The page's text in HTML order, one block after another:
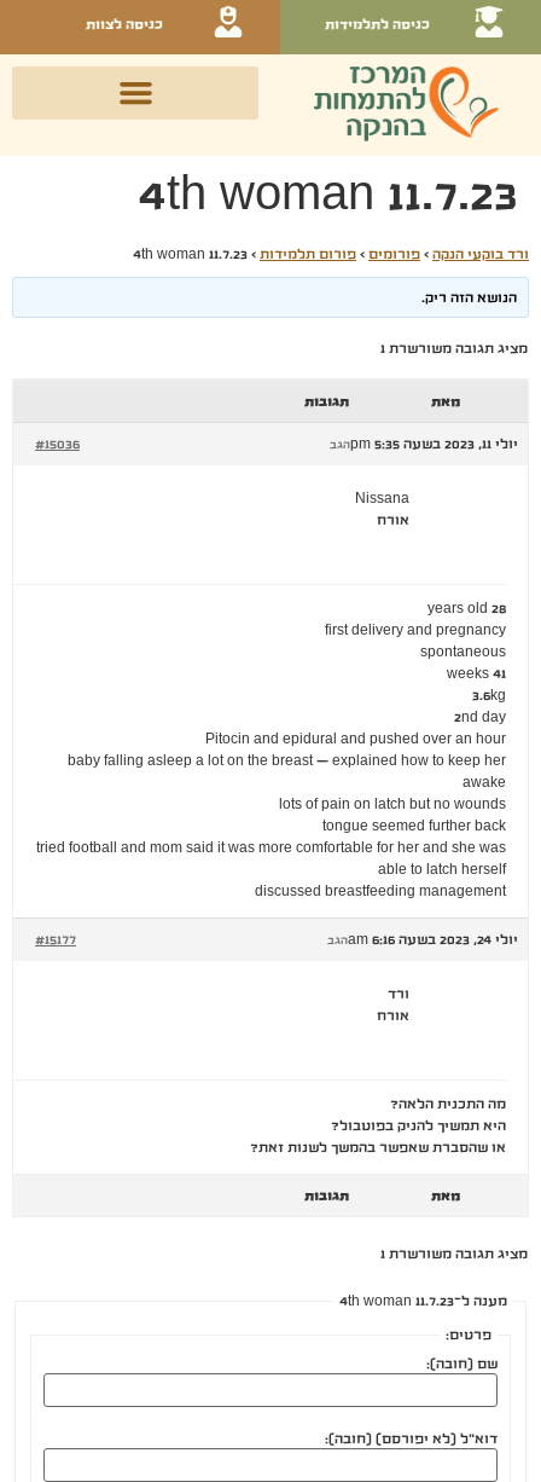
כניסה לתלמידות כניסה לצוות
4th woman 11.7.23
ורד בוקעי הנקה › פורומים › פורום תלמידות ›
4th woman 11.7.23
הנושא הזה ריק.
מציג תגובה משורשרת 1
מאת תגובות
יולי 11, 2023 בשעה 5:35 pm #15036 הגב
Nissana
אורח
28 years old
first delivery and pregnancy
spontaneous
41 weeks
3.6kg
2nd day
Pitocin and epidural and pushed over an hour
baby falling asleep a lot on the breast – explained how to keep her
awake
lots of pain on latch but no wounds
tongue seemed further back
tried football and mom said it was more comfortable for her and she was
able to latch herself
discussed breastfeeding management
יולי 24, 2023 בשעה 6:16 am #15177 הגב
ורד
אורח
מה התכנית הלאה?
היא תמשיך להניק בפוטבול?
או שהסברת שאפשר בהמשך לשנות זאת?
מאת תגובות
מציג תגובה משורשרת 1
מענה ל־4th woman 11.7.23
פרטים:
שם (חובה):
דוא"ל (לא יפורסם) (חובה):